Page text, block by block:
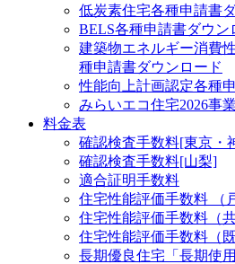
低炭素住宅各種申請書
BELS各種申請書ダウン
建築物エネルギー消費
種申請書ダウンロード
性能向上計画認定各種
みらいエコ住宅2026事業
料金表
確認検査手数料[東京・
確認検査手数料[山梨]
適合証明手数料
住宅性能評価手数料 （
住宅性能評価手数料（共
住宅性能評価手数料（既
長期優良住宅「長期使